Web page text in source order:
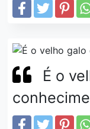
É o